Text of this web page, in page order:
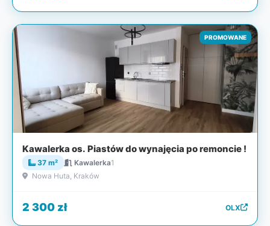
PROMOWANE
Kawalerka os. Piastów do wynajęcia po remoncie !
37 m² Kawalerka1
Nowa Huta, Kraków
2 300 zł OLX